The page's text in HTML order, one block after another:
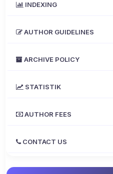
INDEXING
AUTHOR GUIDELINES
ARCHIVE POLICY
STATISTIK
AUTHOR FEES
CONTACT US